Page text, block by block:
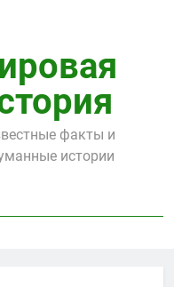
факты и
истории